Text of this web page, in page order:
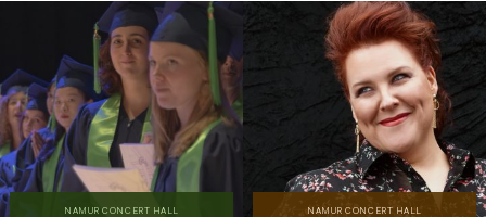
NAMUR CONCERT HALL NAMUR CONCERT HALL